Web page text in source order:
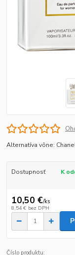
Alternatíva vône:
Dostupnosť K
10,50 €/ks
8,54 € bez DPH
Číslo produktu: